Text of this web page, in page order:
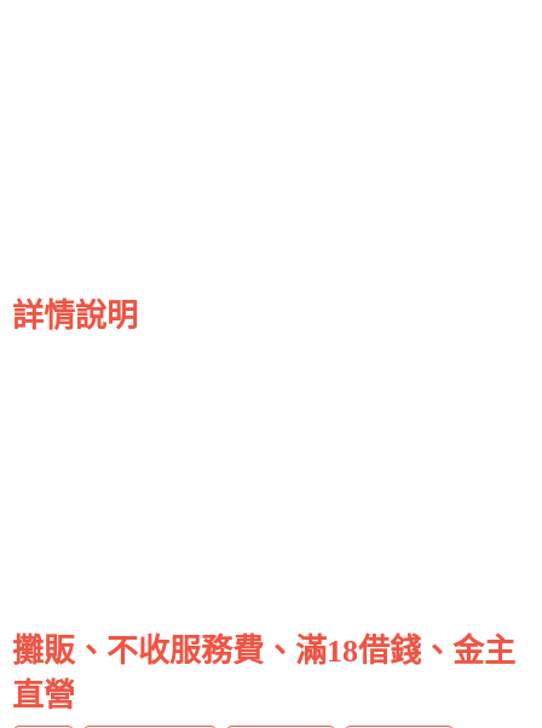
詳情說明
攤販、不收服務費、滿18借錢、金主
直營